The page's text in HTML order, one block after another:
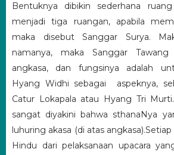
Bentuknya dibikin sederhana
menjadi tiga ruangan, apabila
maka disebut Sanggar Surya.
namanya, maka Sanggar
angkasa, dan fungsinya adalah
Hyang Widhi sebagai aspeknya,
Catur Lokapala atau Hyang Tri
sangat diyakini bahwa sthanaNya
luhuring akasa (di atas
Hindu dari pelaksanaan upacara